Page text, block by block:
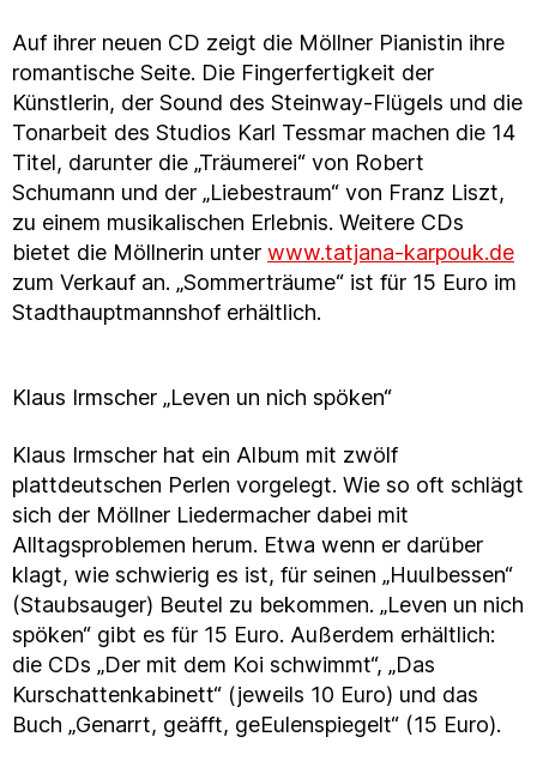
Auf ihrer neuen CD zeigt die Möllner Pianistin ihre
romantische Seite. Die Fingerfertigkeit der
Künstlerin, der Sound des Steinway-Flügels und die
Tonarbeit des Studios Karl Tessmar machen die 14
Titel, darunter die „Träumerei“ von Robert
Schumann und der „Liebestraum“ von Franz Liszt,
zu einem musikalischen Erlebnis. Weitere CDs
bietet die Möllnerin unter www.tatjana-karpouk.de
zum Verkauf an. „Sommerträume“ ist für 15 Euro im
Stadthauptmannshof erhältlich.
Klaus Irmscher „Leven un nich spöken“
Klaus Irmscher hat ein Album mit zwölf
plattdeutschen Perlen vorgelegt. Wie so oft schlägt
sich der Möllner Liedermacher dabei mit
Alltagsproblemen herum. Etwa wenn er darüber
klagt, wie schwierig es ist, für seinen „Huulbessen“
(Staubsauger) Beutel zu bekommen. „Leven un nich
spöken“ gibt es für 15 Euro. Außerdem erhältlich:
die CDs „Der mit dem Koi schwimmt“, „Das
Kurschattenkabinett“ (jeweils 10 Euro) und das
Buch „Genarrt, geäfft, geEulenspiegelt“ (15 Euro).